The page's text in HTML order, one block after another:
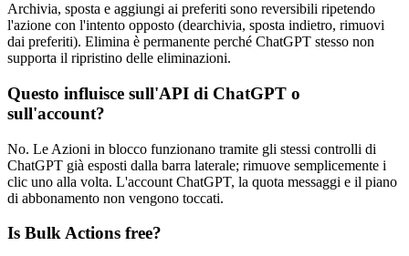
Archivia, sposta e aggiungi ai preferiti sono reversibili ripetendo
l'azione con l'intento opposto (dearchivia, sposta indietro, rimuovi
dai preferiti). Elimina è permanente perché ChatGPT stesso non
supporta il ripristino delle eliminazioni.
Questo influisce sull'API di ChatGPT o
sull'account?
No. Le Azioni in blocco funzionano tramite gli stessi controlli di
ChatGPT già esposti dalla barra laterale; rimuove semplicemente i
clic uno alla volta. L'account ChatGPT, la quota messaggi e il piano
di abbonamento non vengono toccati.
Is Bulk Actions free?